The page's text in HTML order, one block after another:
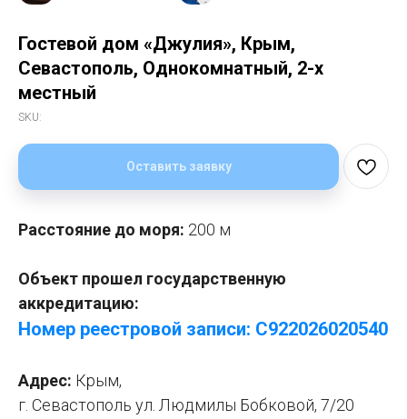
Гостевой дом «Джулия», Крым,
Севастополь, Однокомнатный, 2-х
местный
SKU:
Оставить заявку
Расстояние до моря: 200 м
Объект прошел государственную
аккредитацию:
Номер реестровой записи: С922026020540
Адрес: Крым,
г. Севастополь ул. Людмилы Бобковой, 7/20